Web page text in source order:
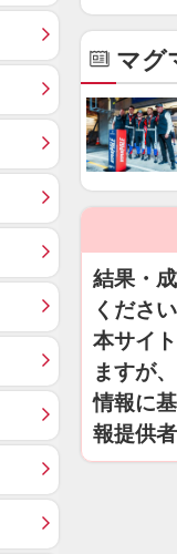
マグ
結果・
ください
本サイ
ますが
情報に
報提供